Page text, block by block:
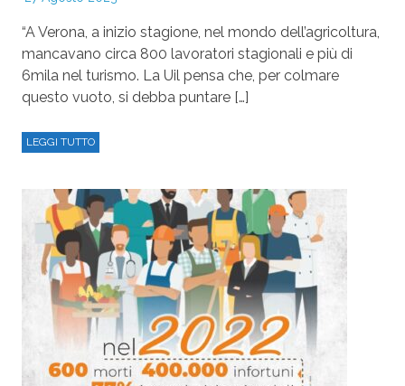
“A Verona, a inizio stagione, nel mondo dell’agricoltura,
mancavano circa 800 lavoratori stagionali e più di
6mila nel turismo. La Uil pensa che, per colmare
questo vuoto, si debba puntare […]
LEGGI TUTTO